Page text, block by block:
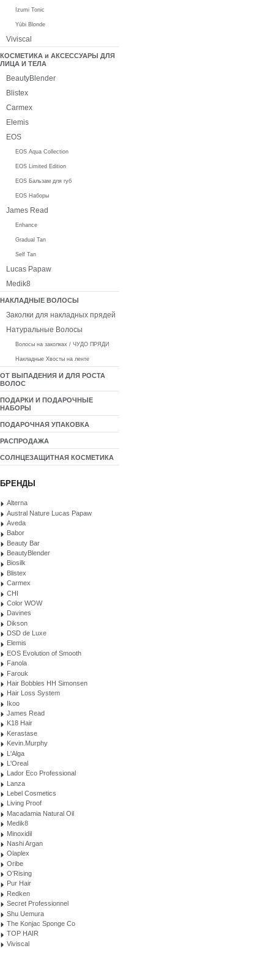
Izumi Tonic
Yūbi Blonde
Viviscal
КОСМЕТИКА и АКСЕССУАРЫ ДЛЯ
ЛИЦА И ТЕЛА
BeautyBlender
Blistex
Carmex
Elemis
EOS
EOS Aqua Collection
EOS Limited Edition
EOS Бальзам для губ
EOS Наборы
James Read
Enhance
Gradual Tan
Self Tan
Lucas Papaw
Medik8
НАКЛАДНЫЕ ВОЛОСЫ
Заколки для накладных прядей
Натуральные Волосы
Волосы на заколках / ЧУДО ПРЯДИ
Накладные Хвосты на ленте
ОТ ВЫПАДЕНИЯ И ДЛЯ РОСТА
ВОЛОС
ПОДАРКИ И ПОДАРОЧНЫЕ
НАБОРЫ
ПОДАРОЧНАЯ УПАКОВКА
РАСПРОДАЖА
СОЛНЦЕЗАЩИТНАЯ КОСМЕТИКА
БРЕНДЫ
Alterna
Austral Nature Lucas Papaw
Aveda
Babor
Beauty Bar
BeautyBlender
Biosilk
Blistex
Carmex
CHI
Color WOW
Davines
Dikson
DSD de Luxe
Elemis
EOS Evolution of Smooth
Fanola
Farouk
Hair Bobbles HH Simonsen
Hair Loss System
Ikoo
James Read
K18 Hair
Kerastase
Kevin.Murphy
L'Alga
L'Oreal
Lador Eco Professional
Lanza
Lebel Cosmetics
Living Proof
Macadamia Natural Oil
Medik8
Minoxidil
Nashi Argan
Olaplex
Oribe
O’Rising
Pur Hair
Redken
Secret Professionnel
Shu Uemura
The Konjac Sponge Co
TOP HAIR
Viviscal